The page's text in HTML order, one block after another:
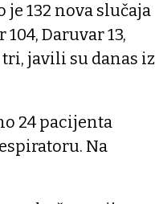
132 nova slučaja
Daruvar 13,
tri, javili su danas iz
24 pacijenta
Na